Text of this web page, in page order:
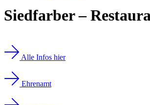
Siedfarber –
Alle Infos hier
Ehrenamt